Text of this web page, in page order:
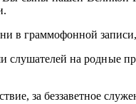
в граммофон­ной
слушателей на родные
за беззавет­ное